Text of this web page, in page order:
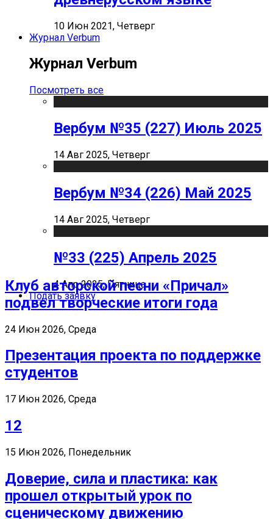
10 Июн 2021, Четверг
Журнал Verbum
Журнал Verbum
Посмотреть все
Вербум №35 (227) Июль 2025
14 Авг 2025, Четверг
Вербум №34 (226) Май 2025
14 Авг 2025, Четверг
№33 (225) Апрель 2025
4 Апр 2025, Пятница
Подать заявку
Клуб авторской песни «Причал»
подвел творческие итоги года
24 Июн 2026, Среда
Презентация проекта по поддержке
студентов
17 Июн 2026, Среда
12
15 Июн 2026, Понедельник
Доверие, сила и пластика: как
прошел открытый урок по
сценическому движению